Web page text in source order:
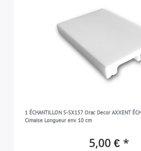
1 ÉCHANTILLON S-SX157 Orac Decor AXXENT
Cimaise Longueur env. 10 cm
5,00 € *